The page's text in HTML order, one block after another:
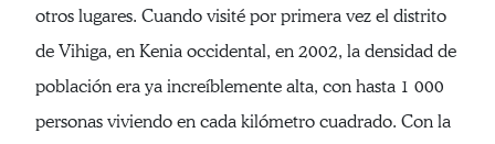
otros lugares. Cuando visité por primera vez el distrito
de Vihiga, en Kenia occidental, en 2002, la densidad de
población era ya increíblemente alta, con hasta 1 000
personas viviendo en cada kilómetro cuadrado. Con la